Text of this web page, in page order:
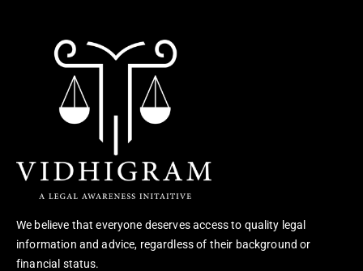
We believe that everyone deserves access to quality legal
information and advice, regardless of their background or
financial status.